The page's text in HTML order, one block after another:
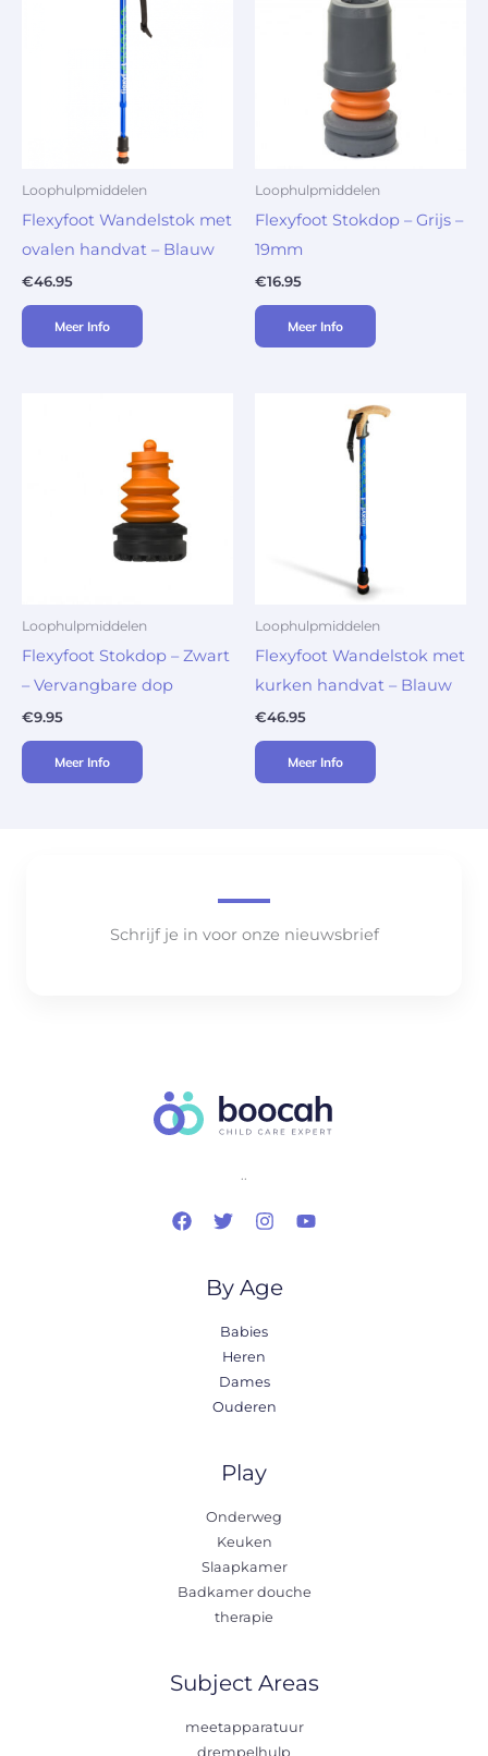
Loophulpmiddelen
Flexyfoot Wandelstok met
ovalen handvat – Blauw
€46.95
Meer Info
Loophulpmiddelen
Flexyfoot Stokdop – Grijs –
19mm
€16.95
Meer Info
Loophulpmiddelen
Flexyfoot Stokdop – Zwart
– Vervangbare dop
€9.95
Meer Info
Loophulpmiddelen
Flexyfoot Wandelstok met
kurken handvat – Blauw
€46.95
Meer Info
Schrijf je in voor onze nieuwsbrief
..
By Age
Babies
Heren
Dames
Ouderen
Play
Onderweg
Keuken
Slaapkamer
Badkamer douche
therapie
Subject Areas
meetapparatuur
drempelhulp